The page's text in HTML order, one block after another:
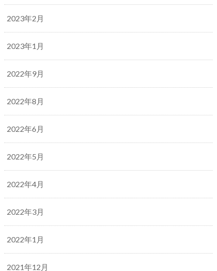
2023年2月
2023年1月
2022年9月
2022年8月
2022年6月
2022年5月
2022年4月
2022年3月
2022年1月
2021年12月